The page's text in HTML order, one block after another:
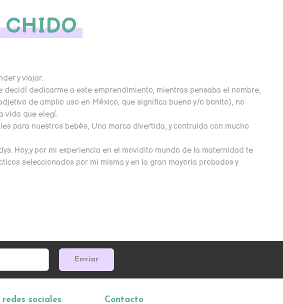
CHIDO
y viajar.
dedicarme a este emprendimiento, mientras pensaba el nombre,
de amplio uso en México, que significa bueno y/o bonito), no
vida que elegí.
para nuestros bebés, Una marca divertida, y contruida con mucho
Hoy,y por mi experiencia en el movidito mundo de la maternidad te
seleccionados por mi misma y en la gran mayoria probados y
Enviar
redes sociales Contacto